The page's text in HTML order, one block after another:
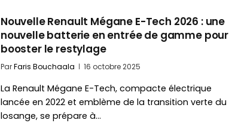
Nouvelle Renault Mégane E-Tech 2026 : une
nouvelle batterie en entrée de gamme pour
booster le restylage
ParFaris Bouchaala 16 octobre 2025
La Renault Mégane E-Tech, compacte électrique
lancée en 2022 et emblème de la transition verte du
losange, se prépare à…